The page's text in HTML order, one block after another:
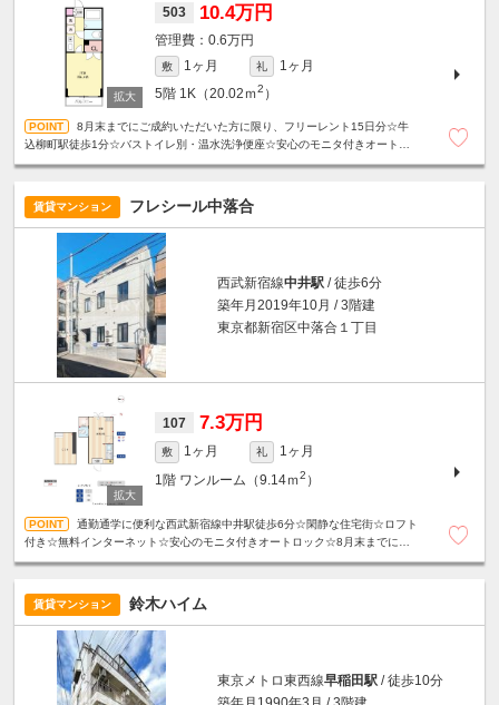
503 10.4万円
0.6万円
敷 1ヶ月 礼
1ヶ月
5階 1K（20.02ｍ2 ）
8月末までにご成約いただいた方に限り、フリーレント15日分☆牛
込柳町駅徒歩1分☆バストイレ別・温水洗浄便座☆安心のモニタ付きオートロ
賃貸マンション フレシール中落合
西武新宿線中井駅 / 徒歩6分
築年月2019年10月 / 3階建
東京都新宿区中落合１丁目
107 7.3万円
敷 1ヶ月 礼
1ヶ月
1階 ワンルーム（9.14ｍ2 ）
通勤通学に便利な西武新宿線中井駅徒歩6分☆閑静な住宅街☆ロフト
付き☆無料インターネット☆安心のモニタ付きオートロック☆8月末までにご成
賃貸マンション 鈴木ハイム
東京メトロ東西線早稲田駅 / 徒歩10分